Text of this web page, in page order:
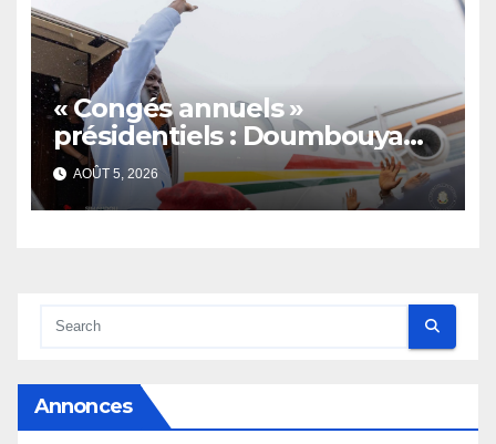
« Congés annuels »
présidentiels : Doumbouya
s’envole, l’opposition s’agite,
l’armée rassure
AOÛT 5, 2026
Annonces